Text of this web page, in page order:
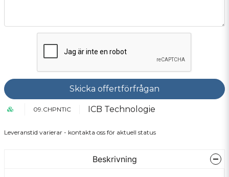
Skicka offertförfrågan
09.CHPNTIC ICB Technologie
Leveranstid varierar - kontakta oss för aktuell status
Beskrivning